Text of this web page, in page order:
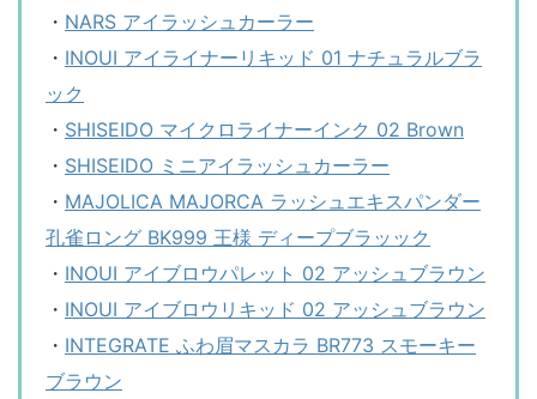
・ NARS アイラッシュカーラー
・ INOUI アイライナーリキッド 01 ナチュラルブラ
ック
・ SHISEIDO マイクロライナーインク 02 Brown
・ SHISEIDO ミニアイラッシュカーラー
・ MAJOLICA MAJORCA ラッシュエキスパンダー
孔雀ロング BK999 王様 ディープブラッック
・ INOUI アイブロウパレット 02 アッシュブラウン
・ INOUI アイブロウリキッド 02 アッシュブラウン
・ INTEGRATE ふわ眉マスカラ BR773 スモーキー
ブラウン